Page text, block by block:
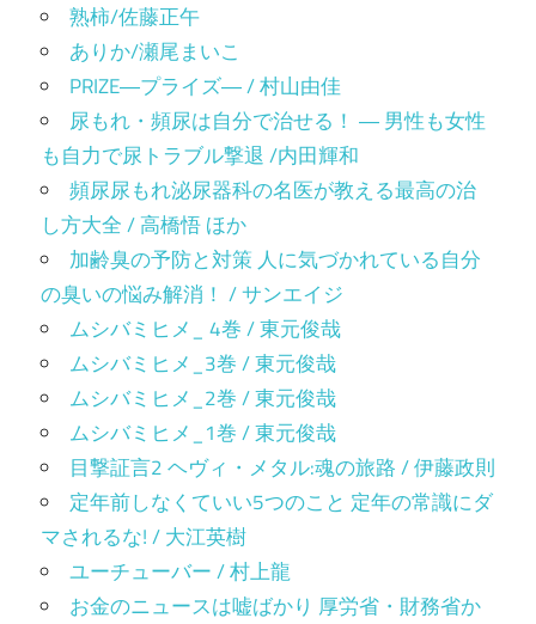
熟柿/佐藤正午
ありか/瀬尾まいこ
PRIZE―プライズ― / 村山由佳
尿もれ・頻尿は自分で治せる！ ― 男性も女性
も自力で尿トラブル撃退 /内田輝和
頻尿尿もれ泌尿器科の名医が教える最高の治
し方大全 / 高橋悟 ほか
加齢臭の予防と対策 人に気づかれている自分
の臭いの悩み解消！ / サンエイジ
ムシバミヒメ_ 4巻 / 東元俊哉
ムシバミヒメ_3巻 / 東元俊哉
ムシバミヒメ_2巻 / 東元俊哉
ムシバミヒメ_1巻 / 東元俊哉
目撃証言2 ヘヴィ・メタル:魂の旅路 / 伊藤政則
定年前しなくていい5つのこと 定年の常識にダ
マされるな! / 大江英樹
ユーチューバー / 村上龍
お金のニュースは嘘ばかり 厚労省・財務省か